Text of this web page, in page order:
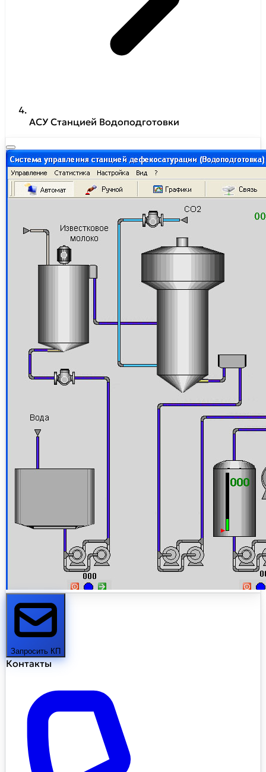
АСУ Станцией Водоподготовки
Запросить КП
Контакты